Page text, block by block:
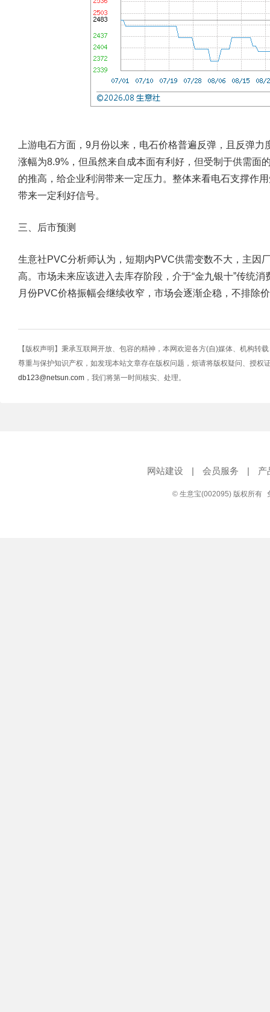
上游电石方面，9月份以来，电石价格普遍反弹，且反弹
涨幅为8.9%，但虽然来自成本面有利好，但受制于供需面
的推高，给企业利润带来一定压力。整体来看电石支撑作
带来一定利好信号。
三、后市预测
生意社PVC分析师认为，短期内PVC供需变数不大，主因
高。市场未来应该进入去库存阶段，介于“金九银十”传统
月份PVC价格振幅会继续收窄，市场会逐渐企稳，不排除
【版权声明】秉承互联网开放、包容的精神，本网欢迎各方(自)媒体、机构转
尊重与保护知识产权，如发现本站文章存在版权问题，烦请将版权疑问、授权
db123@netsun.com ，我们将第一时间核实、处理。
网站建设 | 会员服务 | 产
© 生意宝(002095) 版权所有